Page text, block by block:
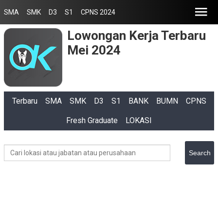
SMA SMK D3 S1 CPNS 2024
Lowongan Kerja Terbaru
Mei 2024
Terbaru SMA SMK D3 S1 BANK BUMN CPNS
Fresh Graduate LOKASI